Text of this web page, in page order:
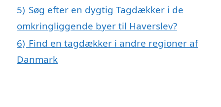
5) Søg efter en dygtig Tagdækker i de
omkringliggende byer til Haverslev?
6) Find en tagdækker i andre regioner af
Danmark